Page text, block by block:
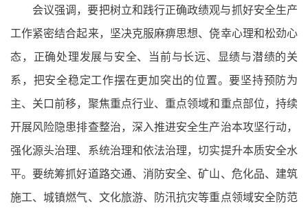
会议强调，要把树立和践行正确政绩观与抓好安全生产
工作紧密结合起来，坚决克服麻痹思想、侥幸心理和松劲心
态，正确处理发展与安全、当前与长远、显绩与潜绩的关
系，把安全稳定工作摆在更加突出的位置。要坚持预防为
主、关口前移，聚焦重点行业、重点领域和重点部位，持续
开展风险隐患排查整治，深入推进安全生产治本攻坚行动，
强化源头治理、系统治理和依法治理，切实提升本质安全水
平。要统筹抓好道路交通、消防安全、矿山、危化品、建筑
施工、城镇燃气、文化旅游、防汛抗灾等重点领域安全防范